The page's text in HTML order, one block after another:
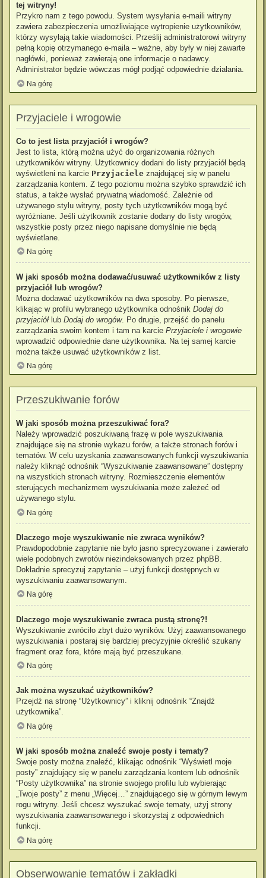
tej witryny!
Przykro nam z tego powodu. System wysyłania e-maili witryny
zawiera zabezpieczenia umożliwiające wytropienie użytkowników,
którzy wysyłają takie wiadomości. Prześlij administratorowi witryny
pełną kopię otrzymanego e-maila – ważne, aby były w niej zawarte
nagłówki, ponieważ zawierają one informacje o nadawcy.
Administrator będzie wówczas mógł podjąć odpowiednie działania.
Na górę
Przyjaciele i wrogowie
Co to jest lista przyjaciół i wrogów?
Jest to lista, którą można użyć do organizowania różnych
użytkowników witryny. Użytkownicy dodani do listy przyjaciół będą
wyświetleni na karcie Przyjaciele znajdującej się w panelu
zarządzania kontem. Z tego poziomu można szybko sprawdzić ich
status, a także wysłać prywatną wiadomość. Zależnie od
używanego stylu witryny, posty tych użytkowników mogą być
wyróżniane. Jeśli użytkownik zostanie dodany do listy wrogów,
wszystkie posty przez niego napisane domyślnie nie będą
wyświetlane.
Na górę
W jaki sposób można dodawać/usuwać użytkowników z listy
przyjaciół lub wrogów?
Można dodawać użytkowników na dwa sposoby. Po pierwsze,
klikając w profilu wybranego użytkownika odnośnik Dodaj do
przyjaciół lub Dodaj do wrogów. Po drugie, przejść do panelu
zarządzania swoim kontem i tam na karcie Przyjaciele i wrogowie
wprowadzić odpowiednie dane użytkownika. Na tej samej karcie
można także usuwać użytkowników z list.
Na górę
Przeszukiwanie forów
W jaki sposób można przeszukiwać fora?
Należy wprowadzić poszukiwaną frazę w pole wyszukiwania
znajdujące się na stronie wykazu forów, a także stronach forów i
tematów. W celu uzyskania zaawansowanych funkcji wyszukiwania
należy kliknąć odnośnik “Wyszukiwanie zaawansowane” dostępny
na wszystkich stronach witryny. Rozmieszczenie elementów
sterujących mechanizmem wyszukiwania może zależeć od
używanego stylu.
Na górę
Dlaczego moje wyszukiwanie nie zwraca wyników?
Prawdopodobnie zapytanie nie było jasno sprecyzowane i zawierało
wiele podobnych zwrotów niezindeksowanych przez phpBB.
Dokładnie sprecyzuj zapytanie – użyj funkcji dostępnych w
wyszukiwaniu zaawansowanym.
Na górę
Dlaczego moje wyszukiwanie zwraca pustą stronę?!
Wyszukiwanie zwróciło zbyt dużo wyników. Użyj zaawansowanego
wyszukiwania i postaraj się bardziej precyzyjnie określić szukany
fragment oraz fora, które mają być przeszukane.
Na górę
Jak można wyszukać użytkowników?
Przejdź na stronę “Użytkownicy” i kliknij odnośnik “Znajdź
użytkownika”.
Na górę
W jaki sposób można znaleźć swoje posty i tematy?
Swoje posty można znaleźć, klikając odnośnik “Wyświetl moje
posty” znajdujący się w panelu zarządzania kontem lub odnośnik
“Posty użytkownika” na stronie swojego profilu lub wybierając
„Twoje posty” z menu „Więcej…” znajdującego się w górnym lewym
rogu witryny. Jeśli chcesz wyszukać swoje tematy, użyj strony
wyszukiwania zaawansowanego i skorzystaj z odpowiednich
funkcji.
Na górę
Obserwowanie tematów i zakładki